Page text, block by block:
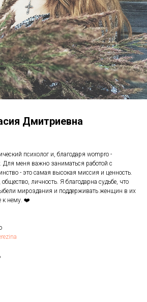
Дмитриевна
психолог и, благодаря wompro -
Для меня важно заниматься работой с
- это самая высокая миссия и ценность.
личность. Я благодарна судьбе, что
мироздания и поддерживать женщин в их
к нему. ❤️